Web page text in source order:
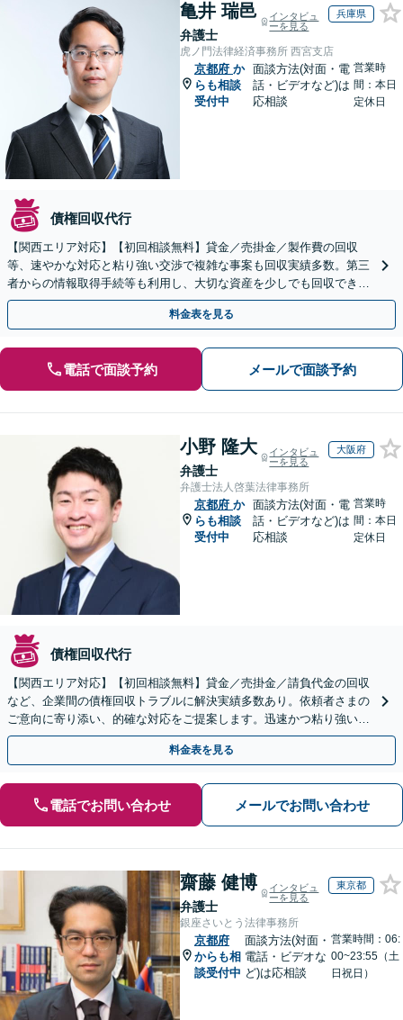
亀井 瑞邑
弁護士
インタビュ
ーを見る
兵庫県
虎ノ門法律経済事務所 西宮支店
京都府 か
らも相談
受付中
面談方法(対面・電
話・ビデオなど)は
応相談
営業時
間：本日
定休日
債権回収代行
【関西エリア対応】【初回相談無料】貸金／売掛金／製作費の回収
等、速やかな対応と粘り強い交渉で複雑な事案も回収実績多数。第三
者からの情報取得手続等も利用し、大切な資産を少しでも回収できる
よう尽力します【フリーランス・個人事業主のご相談も対応】
料金表を見る
電話で面談予約 メールで面談予約
小野 隆大
弁護士
インタビュ
ーを見る
大阪府
弁護士法人啓葉法律事務所
京都府 か
らも相談
受付中
面談方法(対面・電
話・ビデオなど)は
応相談
営業時
間：本日
定休日
債権回収代行
【関西エリア対応】【初回相談無料】貸金／売掛金／請負代金の回収
など、企業間の債権回収トラブルに解決実績多数あり。依頼者さまの
ご意向に寄り添い、的確な対応をご提案します。迅速かつ粘り強い交
渉で、少しでも回収できるよう尽力します【土日祝対応可】
料金表を見る
電話でお問い合わせ メールでお問い合わせ
齋藤 健博
弁護士
インタビュ
ーを見る
東京都
銀座さいとう法律事務所
京都府
からも相
談受付中
面談方法(対面・
電話・ビデオな
ど)は応相談
営業時間：06:
00~23:55（土
日祝日）